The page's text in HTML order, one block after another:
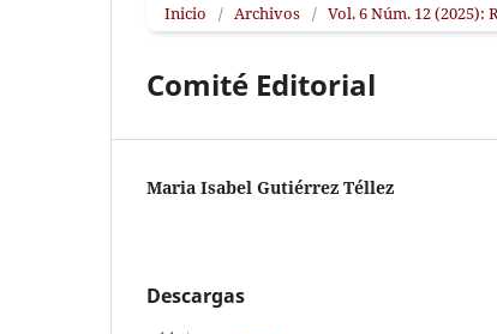
Inicio / Archivos / Vol. 6 Núm. 12 (2025):
Comité Editorial
Maria Isabel Gutiérrez Téllez
Descargas